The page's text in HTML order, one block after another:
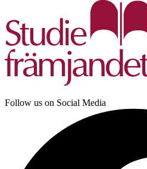
Follow us on Social Media